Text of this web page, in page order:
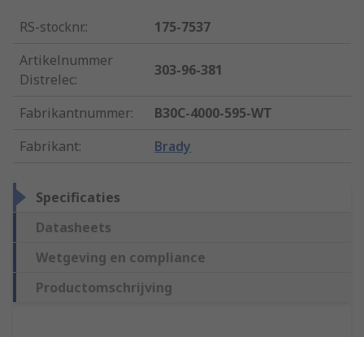
RS-stocknr.:
175-7537
Artikelnummer
Distrelec:
303-96-381
Fabrikantnummer:
B30C-4000-595-WT
Fabrikant: Brady
Specificaties
Datasheets
Wetgeving en compliance
Productomschrijving